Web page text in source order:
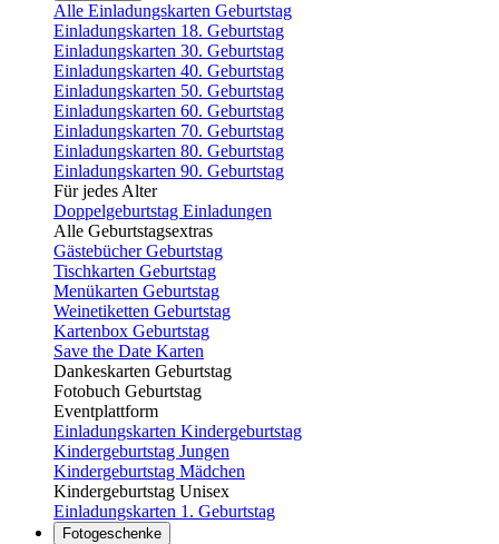
Alle Einladungskarten Geburtstag
Einladungskarten 18. Geburtstag
Einladungskarten 30. Geburtstag
Einladungskarten 40. Geburtstag
Einladungskarten 50. Geburtstag
Einladungskarten 60. Geburtstag
Einladungskarten 70. Geburtstag
Einladungskarten 80. Geburtstag
Einladungskarten 90. Geburtstag
Für jedes Alter
Doppelgeburtstag Einladungen
Alle Geburtstagsextras
Gästebücher Geburtstag
Tischkarten Geburtstag
Menükarten Geburtstag
Weinetiketten Geburtstag
Kartenbox Geburtstag
Save the Date Karten
Dankeskarten Geburtstag
Fotobuch Geburtstag
Eventplattform
Einladungskarten Kindergeburtstag
Kindergeburtstag Jungen
Kindergeburtstag Mädchen
Kindergeburtstag Unisex
Einladungskarten 1. Geburtstag
Fotogeschenke